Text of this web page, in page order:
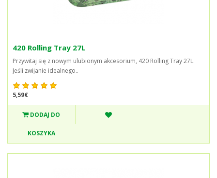
420 Rolling Tray 27L
Przywitaj się z nowym ulubionym akcesorium, 420 Rolling Tray 27L.
Jeśli zwijanie idealnego..
5,59€
DODAJ DO
KOSZYKA